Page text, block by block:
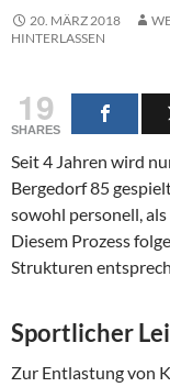
20. MÄRZ 2018
HINTERLASSEN
19
SHARES
Seit 4 Jahren wird
Bergedorf 85
sowohl personell,
Diesem Prozess
Strukturen
Sportlicher
Zur Entlastung von